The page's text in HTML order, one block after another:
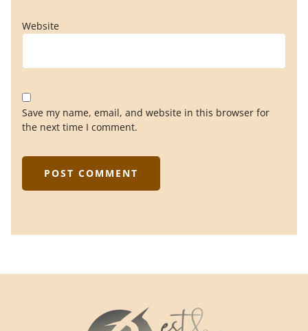
Website
Save my name, email, and website in this browser for
the next time I comment.